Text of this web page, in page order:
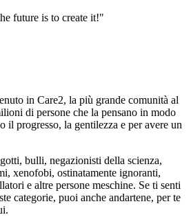
future is to create it!"
in Care2, la più grande comunità al
di persone che la pensano in modo
il progresso, la gentilezza e per avere un
bulli, negazionisti della scienza,
xenofobi, ostinatamente ignoranti,
e altre persone meschine. Se ti senti
categorie, puoi anche andartene, per te